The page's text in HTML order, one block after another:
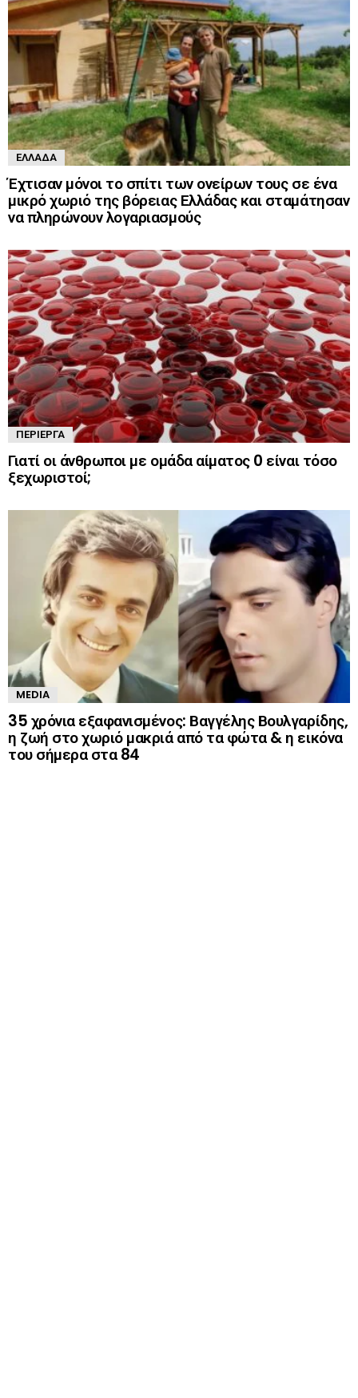
ΕΛΛΆΔΑ
Έχτισαν μόνοι το σπίτι των ονείρων τους σε ένα
μικρό χωριό της βόρειας Ελλάδας και σταμάτησαν
να πληρώνουν λογαριασμούς
ΠΕΡΊΕΡΓΑ
Γιατί οι άνθρωποι με ομάδα αίματος 0 είναι τόσο
ξεχωριστοί;
MEDIA
35 χρόνια εξαφανισμένος: Βαγγέλης Βουλγαρίδης,
η ζωή στο χωριό μακριά από τα φώτα & η εικόνα
του σήμερα στα 84